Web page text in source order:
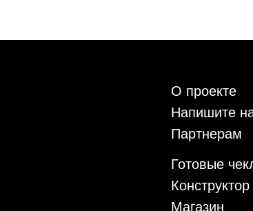
О проекте
Напишите
Партнерам
Готовые
Магазин